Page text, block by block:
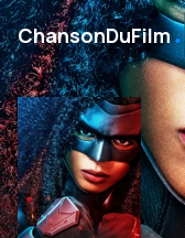
ChansonDuFilm․